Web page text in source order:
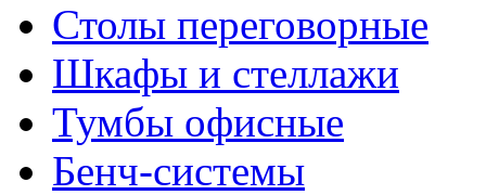
Столы переговорные
Шкафы и стеллажи
Тумбы офисные
Бенч-системы